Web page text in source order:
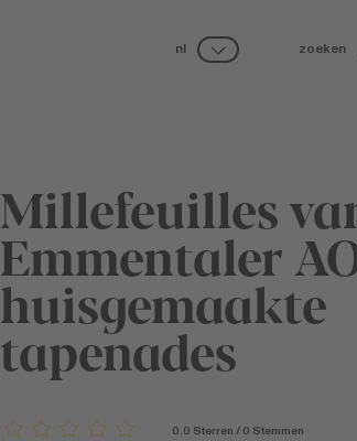
nl zoeken
Millefeuilles
Emmentaler
huisgemaakte
tapenades
0.0 Sterren / 0 Stemmen